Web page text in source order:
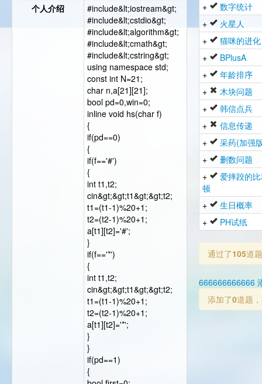
个人介绍
#include&lt;iostream&gt;
#include&lt;cstdio&gt;
#include&lt;algorithm&gt;
#include&lt;cmath&gt;
#include&lt;cstring&gt;
using namespace std;
const int N=21;
char n,a[21][21];
bool pd=0,win=0;
inline void hs(char f)
{
if(pd==0)
{
if(f=='#')
{
int t1,t2;
cin&gt;&gt;t1&gt;&gt;t2;
t1=(t1-1)%20+1;
t2=(t2-1)%20+1;
a[t1][t2]='#';
}
if(f=='*')
{
int t1,t2;
cin&gt;&gt;t1&gt;&gt;t2;
t1=(t1-1)%20+1;
t2=(t2-1)%20+1;
a[t1][t2]='*';
}
}
if(pd==1)
{
+
数字统计
+
火星人
+
猫咪的进化
+
BPlusA
+
年龄排序
+
木块问题
+
韩信点兵
+
信息传递
+
采药(加强
+
删数问题
+
爱摔跤的
顿
+
生日概率
+
PH试纸
通过了105道
666666666666
添加了0道题